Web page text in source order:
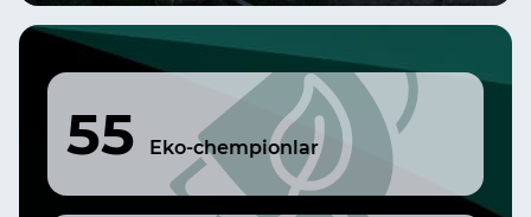
55 Eko-chempionlar